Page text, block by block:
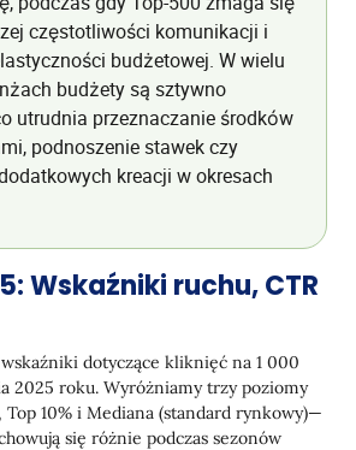
częstotliwości komunikacji i
budżetowej. W wielu
budżety są sztywno
utrudnia przeznaczanie środków
podnoszenie stawek czy
kreacji w okresach
Wskaźniki ruchu, CTR
dotyczące kliknięć na 1 000
2025 roku. Wyróżniamy trzy poziomy
Top 10% i Mediana (standard rynkowy)—
się różnie podczas sezonów